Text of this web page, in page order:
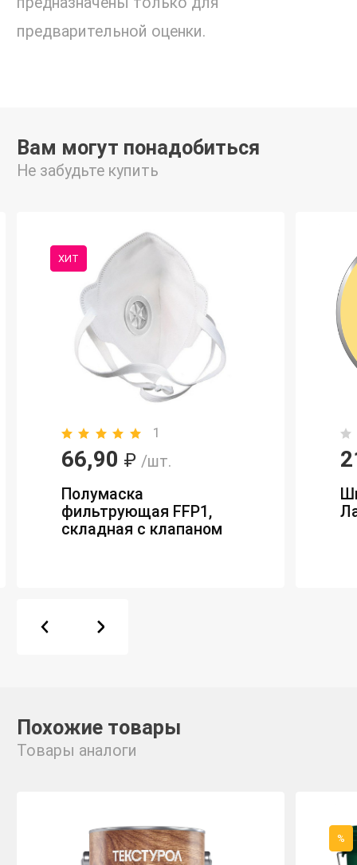
предварительной оценки.
Вам могут понадобиться
Не забудьте купить
ХИТ
1
66,90 ₽ /шт.
Полумаска
фильтрующая FFP1,
складная с клапаном
Похожие товары
Товары аналоги
%